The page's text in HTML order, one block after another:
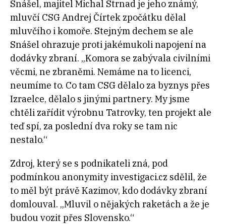
Snášel, majitel Michal Strnad je jeho známý,
mluvčí CSG Andrej Čírtek zpočátku dělal
mluvčího i komoře. Stejným dechem se ale
Snášel ohrazuje proti jakémukoli napojení na
dodávky zbraní. „Komora se zabývala civilními
věcmi, ne zbraněmi. Nemáme na to licenci,
neumíme to. Co tam CSG dělalo za byznys přes
Izraelce, dělalo s jinými partnery. My jsme
chtěli zařídit výrobnu Tatrovky, ten projekt ale
teď spí, za poslední dva roky se tam nic
nestalo.“
Zdroj, který se s podnikateli zná, pod
podmínkou anonymity investigaci.cz sdělil, že
to měl být právě Kazimov, kdo dodávky zbraní
domlouval. „Mluvil o nějakých raketách a že je
budou vozit přes Slovensko.“